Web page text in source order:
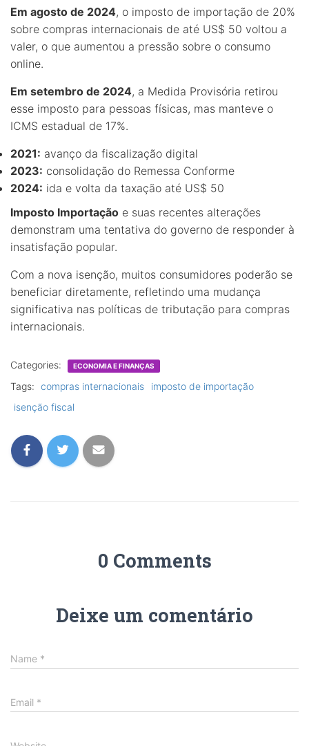
Em agosto de 2024, o imposto de importação de 20%
sobre compras internacionais de até US$ 50 voltou a
valer, o que aumentou a pressão sobre o consumo
online.
Em setembro de 2024, a Medida Provisória retirou
esse imposto para pessoas físicas, mas manteve o
ICMS estadual de 17%.
2021: avanço da fiscalização digital
2023: consolidação do Remessa Conforme
2024: ida e volta da taxação até US$ 50
Imposto Importação e suas recentes alterações
demonstram uma tentativa do governo de responder à
insatisfação popular.
Com a nova isenção, muitos consumidores poderão se
beneficiar diretamente, refletindo uma mudança
significativa nas políticas de tributação para compras
internacionais.
Categories: ECONOMIA E FINANÇAS
Tags: compras internacionais
imposto de importação
isenção fiscal
0 Comments
Deixe um comentário
Name *
Email *